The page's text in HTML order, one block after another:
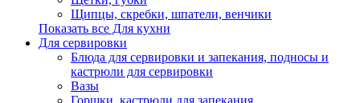
Щипцы, скребки, шпатели, венчики
Показать все Для кухни
Для сервировки
Блюда для сервировки и запекания, подносы и
кастрюли для сервировки
Вазы
Горшки, кастрюли для запекания